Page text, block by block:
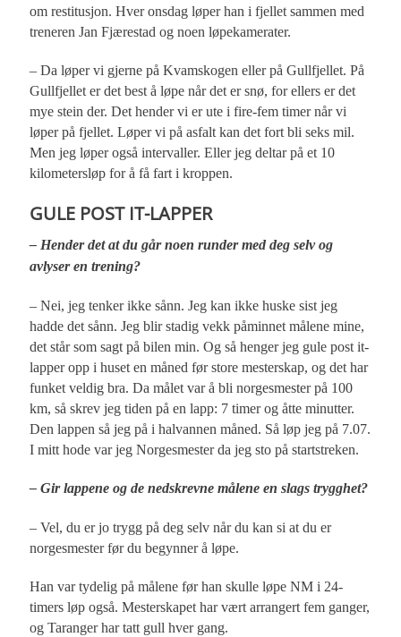
om restitusjon. Hver onsdag løper han i fjellet sammen med
treneren Jan Fjærestad og noen løpekamerater.
– Da løper vi gjerne på Kvamskogen eller på Gullfjellet. På
Gullfjellet er det best å løpe når det er snø, for ellers er det
mye stein der. Det hender vi er ute i fire-fem timer når vi
løper på fjellet. Løper vi på asfalt kan det fort bli seks mil.
Men jeg løper også intervaller. Eller jeg deltar på et 10
kilometersløp for å få fart i kroppen.
GULE POST IT-LAPPER
– Hender det at du går noen runder med deg selv og
avlyser en trening?
– Nei, jeg tenker ikke sånn. Jeg kan ikke huske sist jeg
hadde det sånn. Jeg blir stadig vekk påminnet målene mine,
det står som sagt på bilen min. Og så henger jeg gule post it-
lapper opp i huset en måned før store mesterskap, og det har
funket veldig bra. Da målet var å bli norgesmester på 100
km, så skrev jeg tiden på en lapp: 7 timer og åtte minutter.
Den lappen så jeg på i halvannen måned. Så løp jeg på 7.07.
I mitt hode var jeg Norgesmester da jeg sto på startstreken.
– Gir lappene og de nedskrevne målene en slags trygghet?
– Vel, du er jo trygg på deg selv når du kan si at du er
norgesmester før du begynner å løpe.
Han var tydelig på målene før han skulle løpe NM i 24-
timers løp også. Mesterskapet har vært arrangert fem ganger,
og Taranger har tatt gull hver gang.